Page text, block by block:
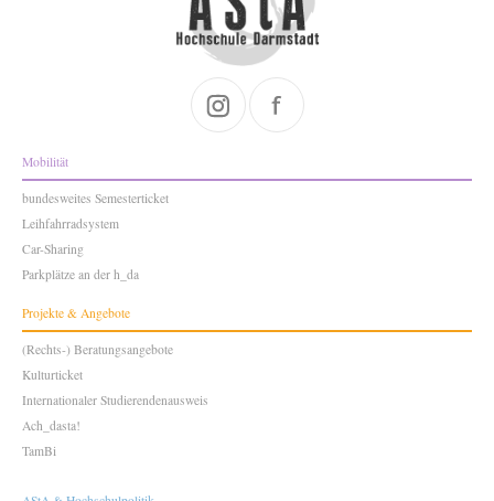
Mobilität
bundesweites Semesterticket
Leihfahrradsystem
Car-Sharing
Parkplätze an der h_da
Projekte & Angebote
(Rechts-) Beratungsangebote
Kulturticket
Internationaler Studierendenausweis
Ach_dasta!
TamBi